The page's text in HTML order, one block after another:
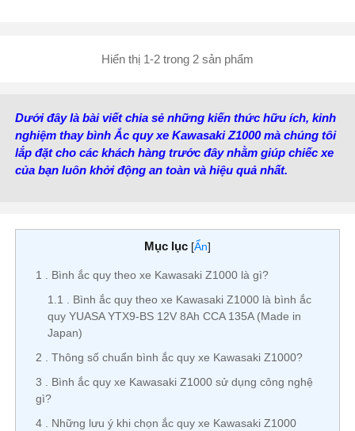
Hiển thị 1-2 trong 2 sản phẩm
Dưới đây là bài viết chia sẻ những kiến thức hữu ích, kinh
nghiệm thay bình Ắc quy xe Kawasaki Z1000 mà chúng tôi
lắp đặt cho các khách hàng trước đây nhằm giúp chiếc xe
của bạn luôn khởi động an toàn và hiệu quả nhất.
Mục lục [Ẩn]
1
Bình ắc quy theo xe Kawasaki Z1000 là gì?
1.1
Bình ắc quy theo xe Kawasaki Z1000 là bình ắc
quy YUASA YTX9-BS 12V 8Ah CCA 135A (Made in
Japan)
2
Thông số chuẩn bình ắc quy xe Kawasaki Z1000?
3
Bình ắc quy xe Kawasaki Z1000 sử dụng công nghệ
gì?
4
Những lưu ý khi chọn ắc quy xe Kawasaki Z1000